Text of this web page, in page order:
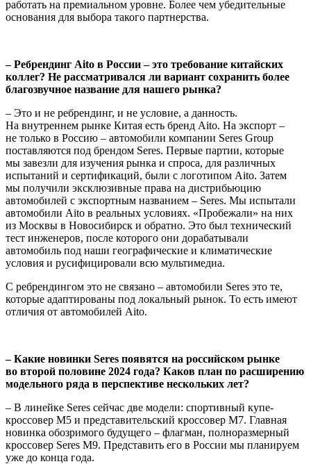
работать на премиальном уровне. Более чем убедительные
основания для выбора такого партнерства.
– Ребрендинг Aito в России – это требование китайских
коллег? Не рассматривался ли вариант сохранить более
благозвучное название для нашего рынка?
– Это и не ребрендинг, и не условие, а данность.
На внутреннем рынке Китая есть бренд Aito. На экспорт –
не только в Россию – автомобили компании Seres Group
поставляются под брендом Seres. Первые партии, которые
мы завезли для изучения рынка и спроса, для различных
испытаний и сертификаций, были с логотипом Aito. Затем
мы получили эксклюзивные права на дистрибьюцию
автомобилей с экспортным названием – Seres. Мы испытали
автомобили Aito в реальных условиях. «Пробежали» на них
из Москвы в Новосибирск и обратно. Это был технический
тест инженеров, после которого они дорабатывали
автомобиль под наши географические и климатические
условия и русифицировали всю мультимедиа.
С ребрендингом это не связано – автомобили Seres это те,
которые адаптированы под локальный рынок. То есть имеют
отличия от автомобилей Aito.
– Какие новинки Seres появятся на российском рынке
во второй половине 2024 года? Каков план по расширению
модельного ряда в перспективе нескольких лет?
– В линейке Seres сейчас две модели: спортивный купе-
кроссовер М5 и представительский кроссовер М7. Главная
новинка обозримого будущего – флагман, полноразмерный
кроссовер Seres M9. Представить его в России мы планируем
уже до конца года.